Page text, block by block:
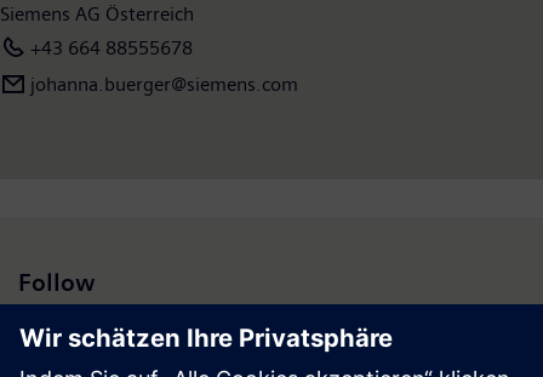
Siemens AG Österreich
+43 664 88555678
johanna.buerger@siemens.com
Follow